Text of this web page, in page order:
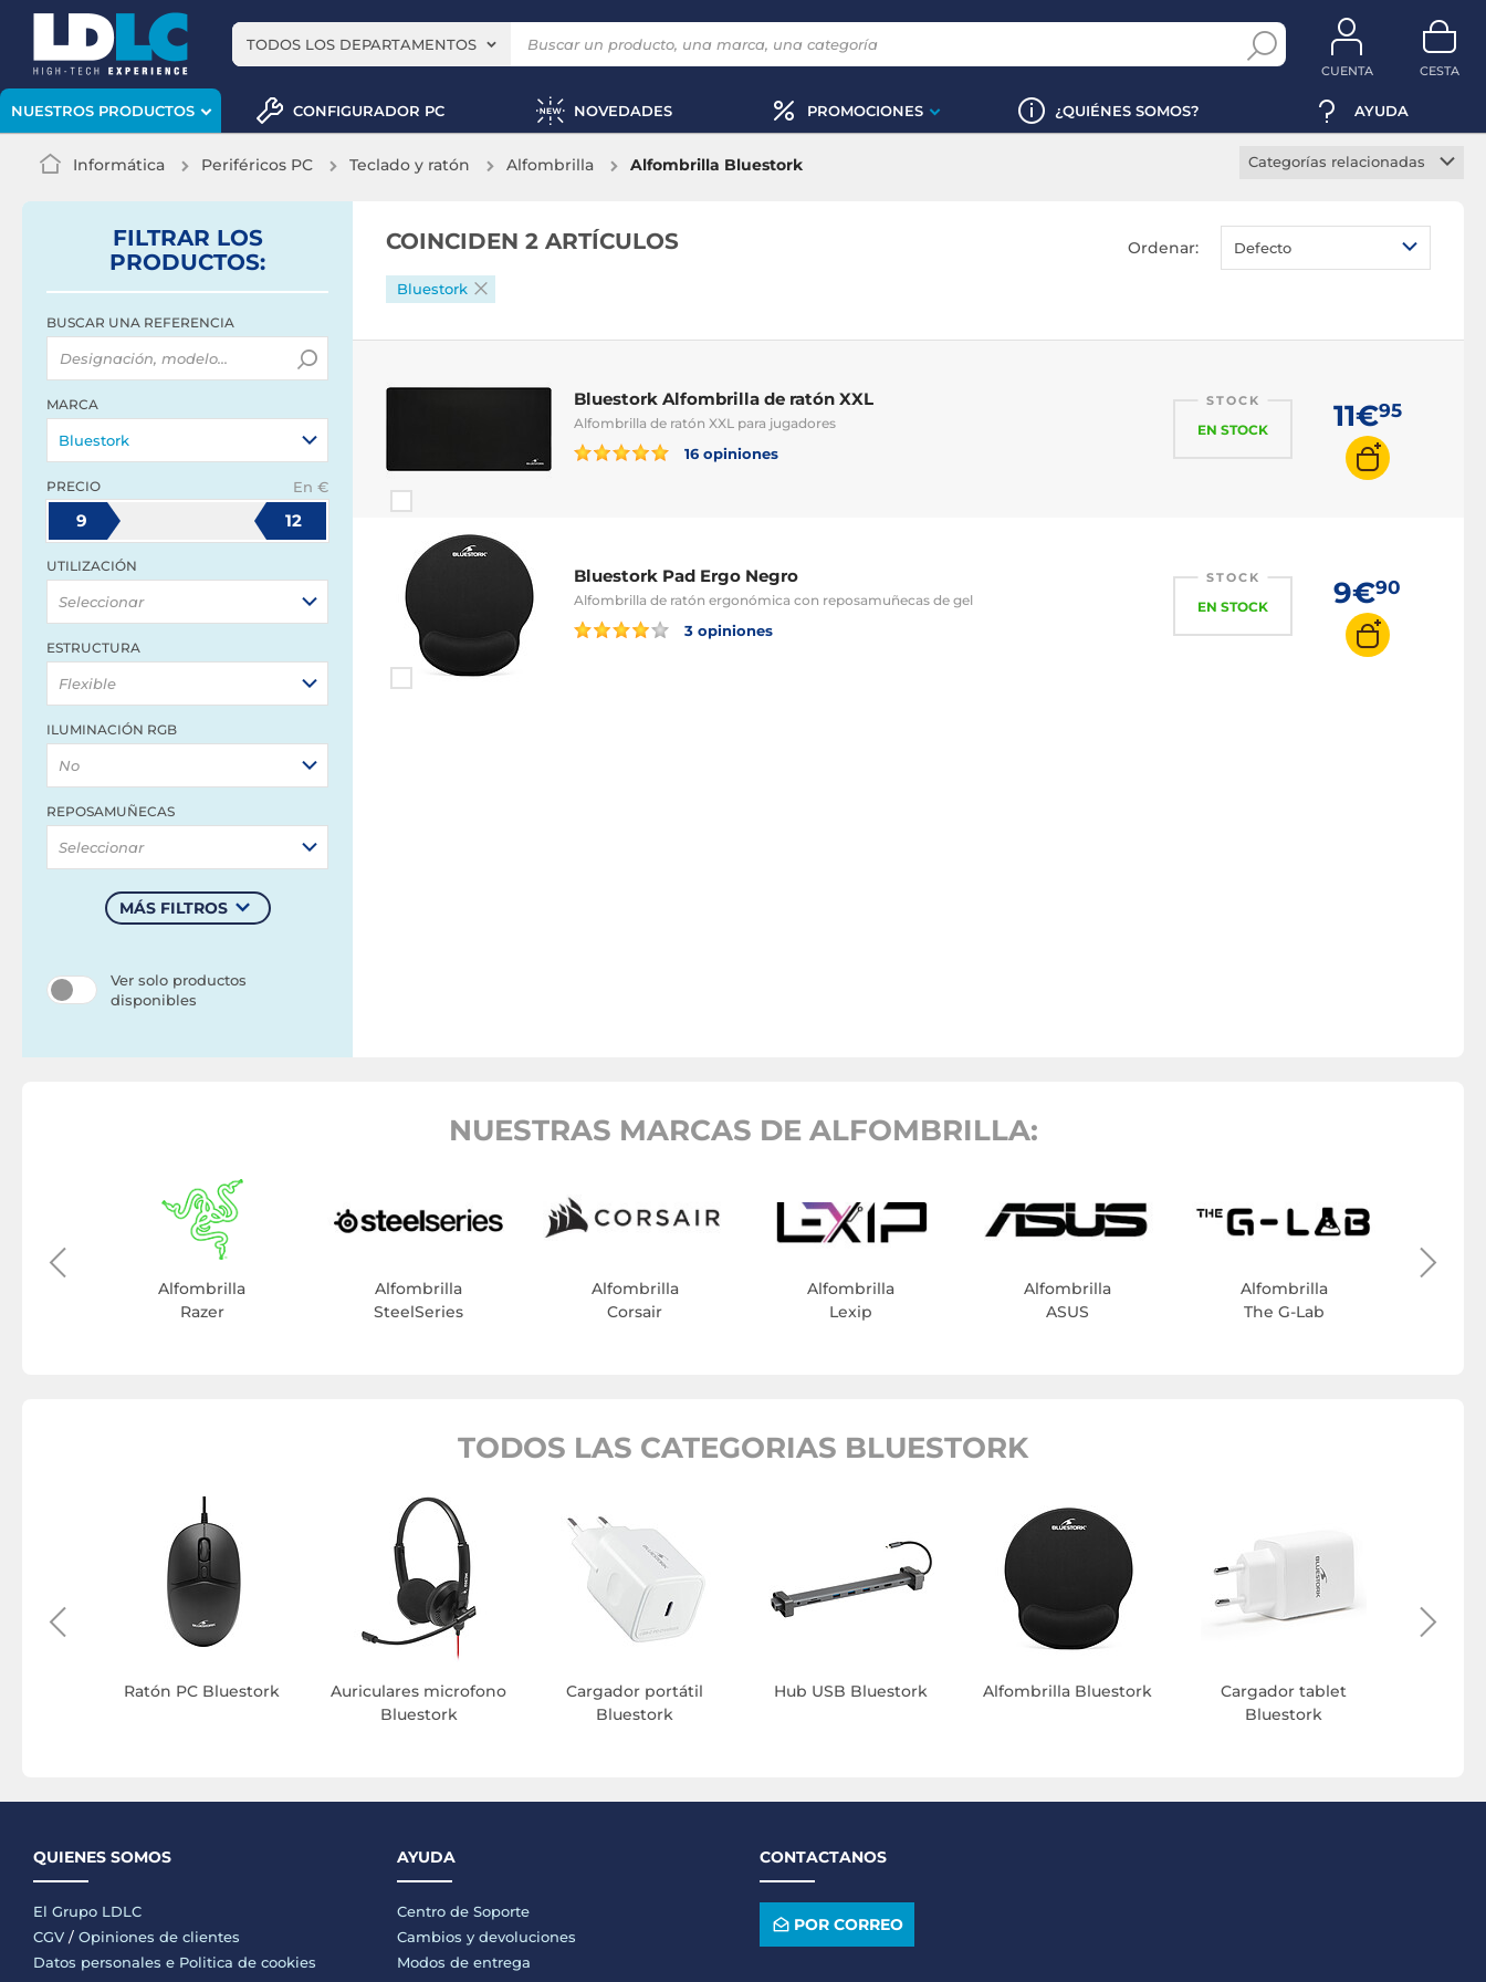
TODOS LOS DEPARTAMENTOS
CUENTA CESTA
NUESTROS PRODUCTOS CONFIGURADOR PC NOVEDADES PROMOCIONES ¿QUIÉNES SOMOS? AYUDA
Informática Periféricos PC Teclado y ratón Alfombrilla Alfombrilla Bluestork
Categorías relacionadas
Alfombrilla
reposamuñecas
FILTRAR LOS
PRODUCTOS:
BUSCAR UNA REFERENCIA
MARCA
Bluestork
PRECIO En €
9 12
UTILIZACIÓN
Seleccionar
ESTRUCTURA
Flexible
ILUMINACIÓN RGB
No
REPOSAMUÑECAS
Seleccionar
MÁS FILTROS
Ver solo productos
disponibles
COINCIDEN 2 ARTÍCULOS Ordenar: Defecto
Bluestork
Bluestork Alfombrilla de ratón XXL
Alfombrilla de ratón XXL para jugadores
16 opiniones
STOCK
EN STOCK 11€95
Bluestork Pad Ergo Negro
Alfombrilla de ratón ergonómica con reposamuñecas de gel
3 opiniones
STOCK
EN STOCK 9€90
NUESTRAS MARCAS DE ALFOMBRILLA:
Alfombrilla
Razer
Alfombrilla
SteelSeries
Alfombrilla
Corsair
Alfombrilla
Lexip
Alfombrilla
ASUS
Alfombrilla
The G-Lab
TODOS LAS CATEGORIAS BLUESTORK
Ratón PC Bluestork
Auriculares microfono
Bluestork
Cargador portátil
Bluestork
Hub USB Bluestork Alfombrilla Bluestork
Cargador tablet
Bluestork
QUIENES SOMOS
El Grupo LDLC
CGV / Opiniones de clientes
Datos personales e Politica de cookies
AYUDA
Centro de Soporte
Cambios y devoluciones
Modos de entrega
CONTACTANOS
POR CORREO